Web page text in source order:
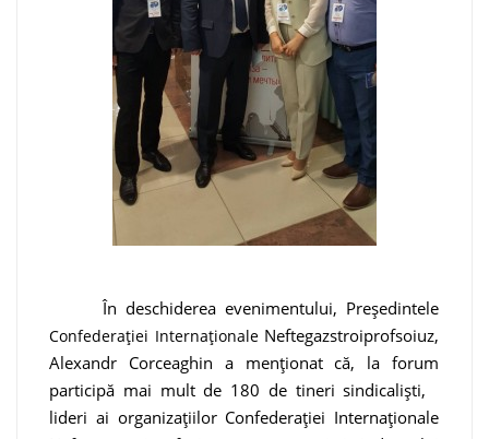
În deschiderea evenimentului, Președintele
Confederației Internaționale Neftegazstroiprofsoiuz,
Alexandr Corceaghin a menționat că, la forum
participă mai mult de 180 de tineri sindicaliști,
lideri ai organizațiilor Confederației Internaționale